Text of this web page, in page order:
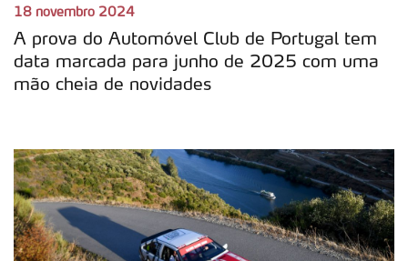
18 novembro 2024
A prova do Automóvel Club de Portugal tem
data marcada para junho de 2025 com uma
mão cheia de novidades